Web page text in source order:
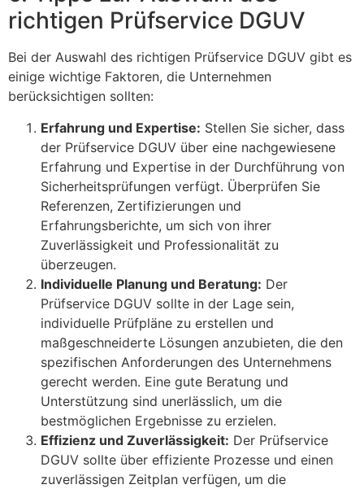
richtigen Prüfservice DGUV
Bei der Auswahl des richtigen Prüfservice DGUV gibt es
einige wichtige Faktoren, die Unternehmen
berücksichtigen sollten:
Erfahrung und Expertise: Stellen Sie sicher, dass
der Prüfservice DGUV über eine nachgewiesene
Erfahrung und Expertise in der Durchführung von
Sicherheitsprüfungen verfügt. Überprüfen Sie
Referenzen, Zertifizierungen und
Erfahrungsberichte, um sich von ihrer
Zuverlässigkeit und Professionalität zu
überzeugen.
Individuelle Planung und Beratung: Der
Prüfservice DGUV sollte in der Lage sein,
individuelle Prüfpläne zu erstellen und
maßgeschneiderte Lösungen anzubieten, die den
spezifischen Anforderungen des Unternehmens
gerecht werden. Eine gute Beratung und
Unterstützung sind unerlässlich, um die
bestmöglichen Ergebnisse zu erzielen.
Effizienz und Zuverlässigkeit: Der Prüfservice
DGUV sollte über effiziente Prozesse und einen
zuverlässigen Zeitplan verfügen, um die